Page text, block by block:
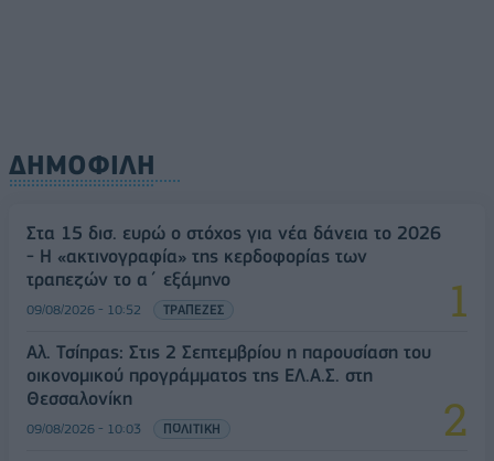
ΔΗΜΟΦΙΛΗ
Στα 15 δισ. ευρώ ο στόχος για νέα δάνεια το 2026
- Η «ακτινογραφία» της κερδοφορίας των
τραπεζών το α΄ εξάμηνο
09/08/2026 - 10:52 ΤΡΑΠΕΖΕΣ
Αλ. Τσίπρας: Στις 2 Σεπτεμβρίου η παρουσίαση του
οικονομικού προγράμματος της ΕΛ.Α.Σ. στη
Θεσσαλονίκη
09/08/2026 - 10:03 ΠΟΛΙΤΙΚΗ